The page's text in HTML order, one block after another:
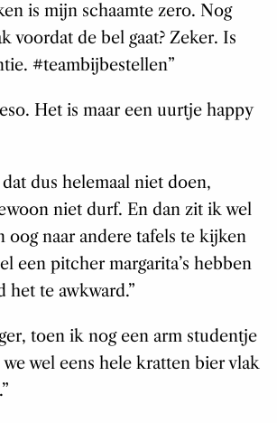
is mijn schaamte zero. Nog
voordat de bel gaat? Zeker. Is
#teambijbestellen”
Het is maar een uurtje happy
dus helemaal niet doen,
niet durf. En dan zit ik wel
oog naar andere tafels te kijken
een pitcher margarita’s hebben
het te awkward.”
toen ik nog een arm studentje
we wel eens hele kratten bier vlak